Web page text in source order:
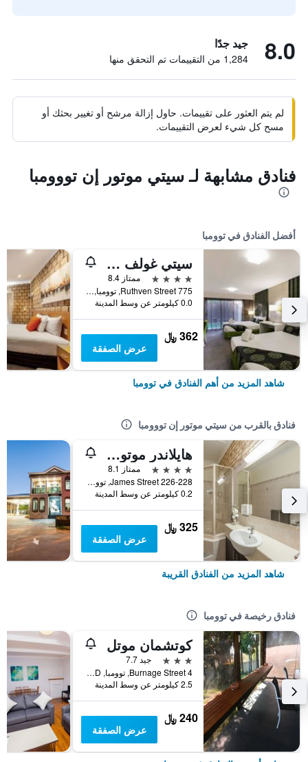
8.0 جيد جدًا
1,284 من التقييمات تم التحقق منها
لم يتم العثور على تقييمات. حاول إزالة مرشح أو تغيير بحثك أو
مسح كل شيء لعرض التقييمات.
فنادق مشابهة لـ سيتي موتور إن تووومبا
أفضل الفنادق في توومبا
سيتي غولف كلوب موتل
4 نجوم
ممتاز 8.4
775 Ruthven Street, توومبا, QLD, أستراليا
0.0 كيلومتر عن وسط المدينة
362 ﷼
عرض الصفقة
شاهد المزيد من أهم الفنادق في توومبا
فنادق بالقرب من سيتي موتور إن تووومبا
هايلاندر موتور إن آند أبارتمنتس
4 نجوم
ممتاز 8.1
226-228 James Street, توومبا, QLD, أستراليا
0.2 كيلومتر عن وسط المدينة
325 ﷼
عرض الصفقة
شاهد المزيد من الفنادق القريبة
فنادق رخيصة في توومبا
كوتشمان موتل
3 نجوم
جيد 7.7
4 Burnage Street, توومبا, QLD, أستراليا
2.5 كيلومتر عن وسط المدينة
240 ﷼
عرض الصفقة